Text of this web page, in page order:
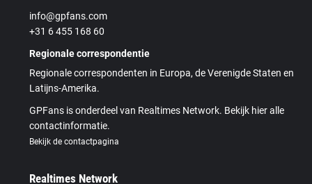
info@gpfans.com
+31 6 455 168 60
Regionale correspondentie
Regionale correspondenten in Europa, de Verenigde Staten en
Latijns-Amerika.
GPFans is onderdeel van Realtimes Network. Bekijk hier alle
contactinformatie.
Bekijk de contactpagina
Realtimes Network